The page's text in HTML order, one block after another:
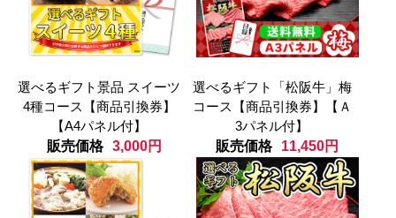
選べるギフト景品 スイーツ
4種コース【商品引換券】
【A4パネル付】
販売価格 3,000円
選べるギフト「松阪牛」梅
コース【商品引換券】【Ａ
3パネル付】
販売価格
11,450円